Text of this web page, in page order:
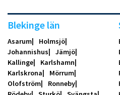
Blekinge län
Asarum
Holmsjö
Johannishus
Jämjö
Kallinge
Karlshamn
Karlskrona
Mörrum
Olofström
Ronneby